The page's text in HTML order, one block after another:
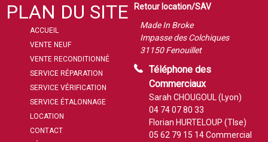
PLAN DU SITE
ACCUEIL
VENTE NEUF
VENTE RECONDITIONNÉ
SERVICE RÉPARATION
SERVICE VÉRIFICATION
SERVICE ÉTALONNAGE
LOCATION
CONTACT
Retour location/SAV
Made In Broke
Impasse des Colchiques
31150 Fenouillet
Téléphone des
Commerciaux
Sarah CHOUGOUL (Lyon)
04 74 07 80 33
Florian HURTELOUP (Tlse)
05 62 79 15 14Commercial